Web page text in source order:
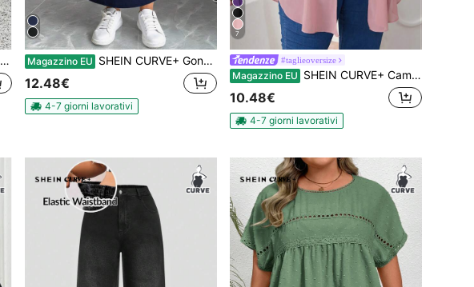
Magazzino EU SHEIN CURVE+ Gonna elastica a maglia nera aderente al ginocchio per taglie forti
12.48€
4-7 giorni lavorativi
7
#taglieoversize
Magazzino EU SHEIN CURVE+ Camicetta in maglia trasparente di colore unito, taglie comode per donna
10.48€
4-7 giorni lavorativi